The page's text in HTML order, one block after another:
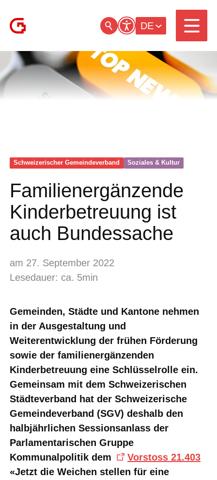
DE
Schweizerischer Gemeinde­verband Soziales & Kultur
Familienergänzende
Kinderbetreuung ist
auch Bundessache
am 27. September 2022
Lesedauer: ca. 5min
Gemeinden, Städte und Kantone nehmen
in der Ausgestaltung und
Weiterentwicklung der frühen Förderung
sowie der familienergänzenden
Kinderbetreuung eine Schlüsselrolle ein.
Gemeinsam mit dem Schweizerischen
Städteverband hat der Schweizerische
Gemeindeverband (SGV) deshalb den
halbjährlichen Sessionsanlass der
Parlamentarischen Gruppe
Kommunalpolitik dem
Vorstoss 21.403
«Jetzt die Weichen stellen für eine